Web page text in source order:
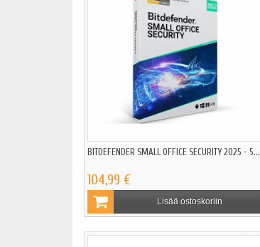
BITDEFENDER SMALL OFFICE SECURITY 2025 - 5...
104,99 €
Lisää ostoskoriin